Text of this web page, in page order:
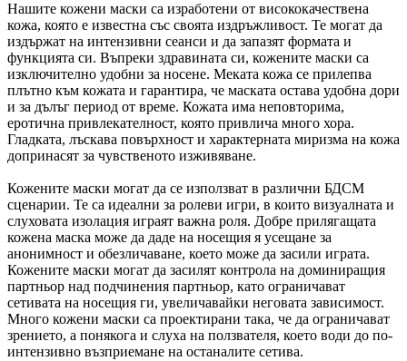
Нашите кожени маски са изработени от висококачествена
кожа, която е известна със своята издръжливост. Те могат да
издържат на интензивни сеанси и да запазят формата и
функцията си. Въпреки здравината си, кожените маски са
изключително удобни за носене. Меката кожа се прилепва
плътно към кожата и гарантира, че маската остава удобна дори
и за дълъг период от време. Кожата има неповторима,
еротична привлекателност, която привлича много хора.
Гладката, лъскава повърхност и характерната миризма на кожа
допринасят за чувственото изживяване.
Кожените маски могат да се използват в различни БДСМ
сценарии. Те са идеални за ролеви игри, в които визуалната и
слуховата изолация играят важна роля. Добре прилягащата
кожена маска може да даде на носещия я усещане за
анонимност и обезличаване, което може да засили играта.
Кожените маски могат да засилят контрола на доминиращия
партньор над подчинения партньор, като ограничават
сетивата на носещия ги, увеличавайки неговата зависимост.
Много кожени маски са проектирани така, че да ограничават
зрението, а понякога и слуха на ползвателя, което води до по-
интензивно възприемане на останалите сетива.